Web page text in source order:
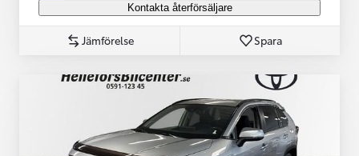
Kontakta återförsäljare
Jämförelse Spara